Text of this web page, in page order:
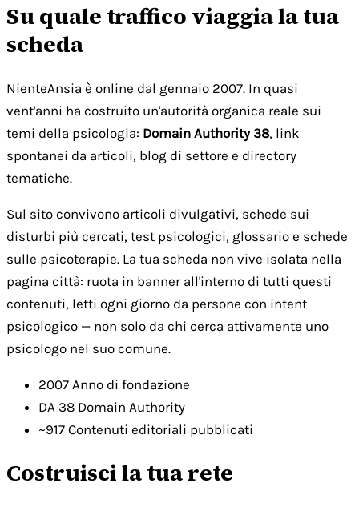
Su quale traffico viaggia la tua
scheda
NienteAnsia è online dal gennaio 2007. In quasi
vent'anni ha costruito un'autorità organica reale sui
temi della psicologia: Domain Authority 38, link
spontanei da articoli, blog di settore e directory
tematiche.
Sul sito convivono articoli divulgativi, schede sui
disturbi più cercati, test psicologici, glossario e schede
sulle psicoterapie. La tua scheda non vive isolata nella
pagina città: ruota in banner all'interno di tutti questi
contenuti, letti ogni giorno da persone con intent
psicologico — non solo da chi cerca attivamente uno
psicologo nel suo comune.
2007 Anno di fondazione
DA 38 Domain Authority
~917 Contenuti editoriali pubblicati
Costruisci la tua rete